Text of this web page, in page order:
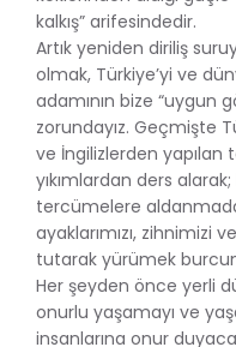
kalkış” arifesindedir.
Artık yeniden diriliş
olmak, Türkiye’yi ve
adamının bize
zorundayız. Geçmişte
ve İngilizlerden
yıkımlardan ders
tercümelere
ayaklarımızı, zihnimizi
tutarak yürümek
Her şeyden önce yerli
onurlu yaşamayı ve
insanlarına onur